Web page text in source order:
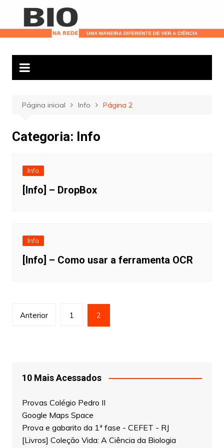
o
Página inicial Info Página 2
Categoria: Info
Info
[Info] – DropBox
Info
[Info] – Como usar a ferramenta OCR
Navegação
Anterior 1 2
10 Mais Acessados
Provas Colégio Pedro II
Google Maps Space
Prova e gabarito da 1ª fase - CEFET - RJ
[Livros] Coleção Vida: A Ciência da Biologia